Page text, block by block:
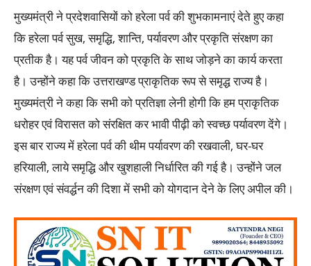
मुख्यमंत्री ने प्रदेशवासियों को हरेला पर्व की शुभकामनाएं देते हुए कहा
कि हरेला पर्व सुख, समृद्धि, शान्ति, पर्यावरण और प्रकृति संरक्षण का
प्रतीक है। यह पर्व जीवन को प्रकृति के साथ जोड़ने का कार्य करता
है। उन्होंने कहा कि उत्तराखण्ड प्राकृतिक रूप से समृद्ध राज्य है।
मुख्यमंत्री ने कहा कि सभी को प्रतिज्ञा लेनी होगी कि हम प्राकृतिक
धरोहर एवं विरासत को संरक्षित कर भावी पीढ़ी को स्वच्छ पर्यावरण देंगे।
इस बार राज्य में हरेला पर्व की थीम पर्यावरण की रखवाली, घर-घर
हरियाली, लाये समृद्धि और खुशहाली निर्धारित की गई है। उन्होंने जल
संरक्षण एवं संवर्द्धन की दिशा में सभी को योगदान देने के लिए अपील की।